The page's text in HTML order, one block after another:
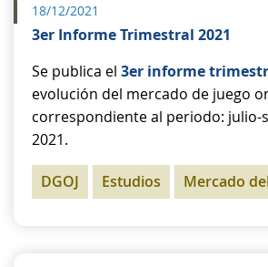
18/12/2021
3er Informe Trimestral 2021
Se publica el 3er informe
evolución del mercado de juego
correspondiente al periodo: julio-
2021.
DGOJ Estudios Mercado